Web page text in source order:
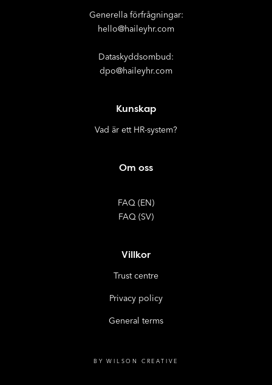
Generella förfrågningar:
hello@haileyhr.com
Dataskyddsombud:
dpo@haileyhr.com
Kunskap
Vad är ett HR-system?
Om oss
FAQ (EN)
FAQ (SV)
Villkor
Trust centre
Privacy policy
General terms
BY WILSON CREATIVE